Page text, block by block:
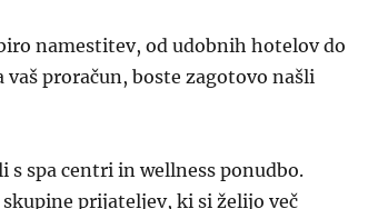
namestitev, od udobnih hotelov do
proračun, boste zagotovo našli
s spa centri in wellness ponudbo.
prijateljev, ki si želijo več